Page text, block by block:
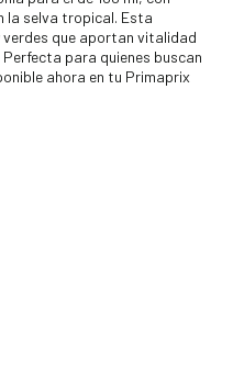
la selva tropical. Esta
que aportan vitalidad
para quienes buscan
ahora en tu Primaprix